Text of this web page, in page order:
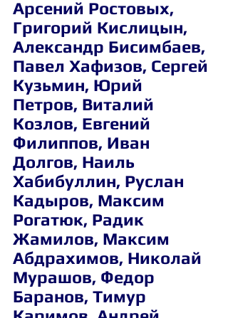
Арсений Ростовых,
Григорий Кислицын,
Александр Бисимбаев,
Павел Хафизов, Сергей
Кузьмин, Юрий
Петров, Виталий
Козлов, Евгений
Филиппов, Иван
Долгов, Наиль
Хабибуллин, Руслан
Кадыров, Максим
Рогатюк, Радик
Жамилов, Максим
Абдрахимов, Николай
Мурашов, Федор
Баранов, Тимур